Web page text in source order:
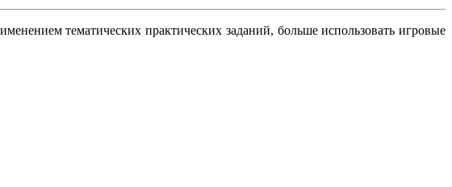
тематических практических заданий, больше использовать игровые